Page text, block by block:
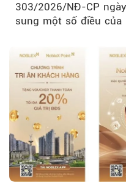
303/2026/NĐ-CP
sung một số điều